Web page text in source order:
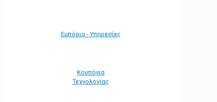
Εμπόριο - Υπηρεσίες
Κουπόνια
Τεχνολογίας